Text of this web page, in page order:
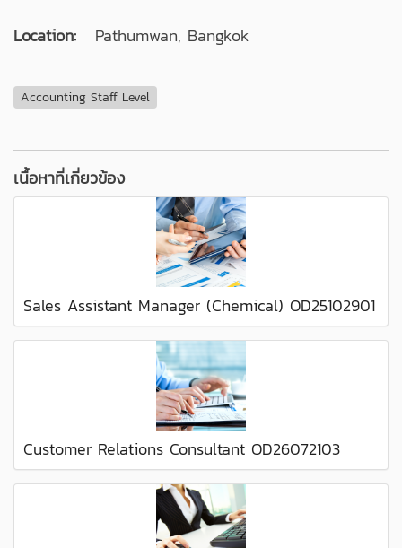
Location:
Pathumwan, Bangkok
Accounting Staff Level
เนื้อหาที่เกี่ยวข้อง
Sales Assistant Manager (Chemical) OD25102901
Customer Relations Consultant OD26072103